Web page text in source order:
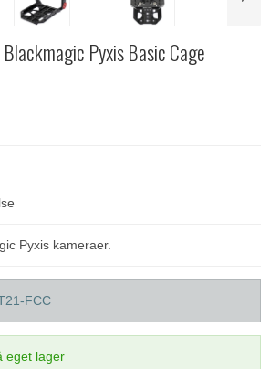
Pyxis Basic Cage
Pyxis kameraer.
FCC
eget lager